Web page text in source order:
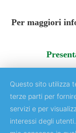
Per maggiori
Copyright © 2018
Questo sito utilizza
terze parti per
servizi e per
interessi degli